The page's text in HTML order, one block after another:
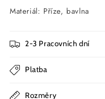
Materiál: Příze, bavlna
2-3 Pracovních dní
Platba
Rozměry